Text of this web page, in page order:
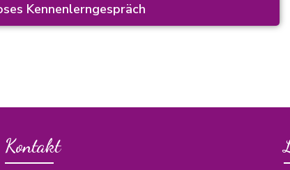
Kennenlerngespräch
Kontakt